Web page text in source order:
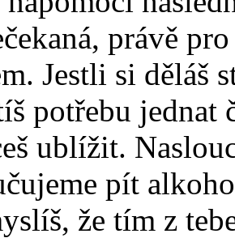
právě
Jestli si děláš
potřebu jednat
ublížit.
pít
že tím z